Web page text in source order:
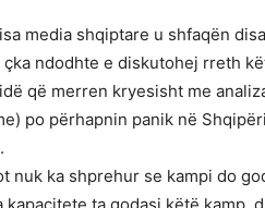
media shqiptare u shfaqën
ndodhte e diskutohej rreth
që merren kryesisht me
po përhapnin panik në
nuk ka shprehur se kampi do